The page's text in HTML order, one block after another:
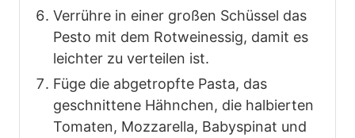
Verrühre in einer großen Schüssel das
Pesto mit dem Rotweinessig, damit es
leichter zu verteilen ist.
Füge die abgetropfte Pasta, das
geschnittene Hähnchen, die halbierten
Tomaten, Mozzarella, Babyspinat und